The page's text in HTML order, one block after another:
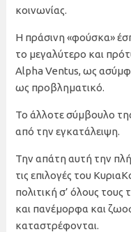
κοινωνίας.
Η πράσινη «φούσκα»
το μεγαλύτερο και
Alpha Ventus, ως
ως προβληματικό.
Το άλλοτε σύμβουλο
από την εγκατάλειψη.
Την απάτη αυτή την
τις επιλογές του
πολιτική σ’ όλους τους
και πανέμορφα και
καταστρέφονται.